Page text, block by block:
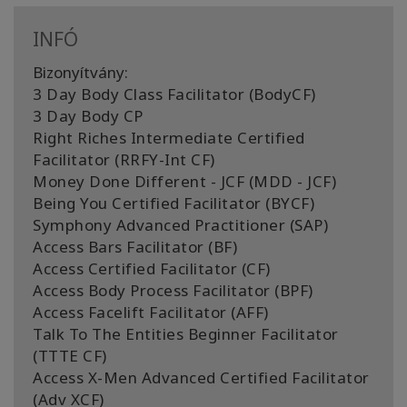
INFÓ
Bizonyítvány:
3 Day Body Class Facilitator (BodyCF)
3 Day Body CP
Right Riches Intermediate Certified
Facilitator (RRFY-Int CF)
Money Done Different - JCF (MDD - JCF)
Being You Certified Facilitator (BYCF)
Symphony Advanced Practitioner (SAP)
Access Bars Facilitator (BF)
Access Certified Facilitator (CF)
Access Body Process Facilitator (BPF)
Access Facelift Facilitator (AFF)
Talk To The Entities Beginner Facilitator
(TTTE CF)
Access X-Men Advanced Certified Facilitator
(Adv XCF)